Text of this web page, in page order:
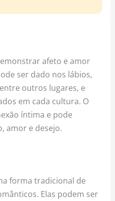
afeto e amor
ser dado nos lábios,
outros lugares, e
em cada cultura. O
íntima e pode
amor e desejo.
forma tradicional de
Elas podem ser